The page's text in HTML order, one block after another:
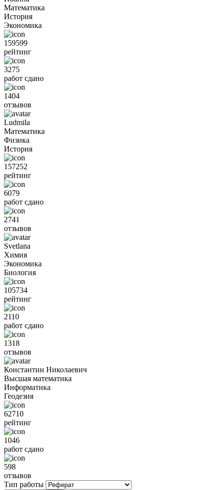
Математика
История
Экономика
159599
рейтинг
3275
работ сдано
1404
отзывов
Ludmila
Математика
Физика
История
157252
рейтинг
6079
работ сдано
2741
отзывов
Svetlana
Химия
Экономика
Биология
105734
рейтинг
2110
работ сдано
1318
отзывов
Константин Николаевич
Высшая математика
Информатика
Геодезия
62710
рейтинг
1046
работ сдано
598
отзывов
Тип работы